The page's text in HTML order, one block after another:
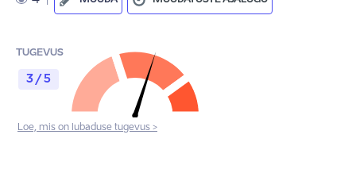
TUGEVUS
3 / 5
Loe, mis on lubaduse tugevus >